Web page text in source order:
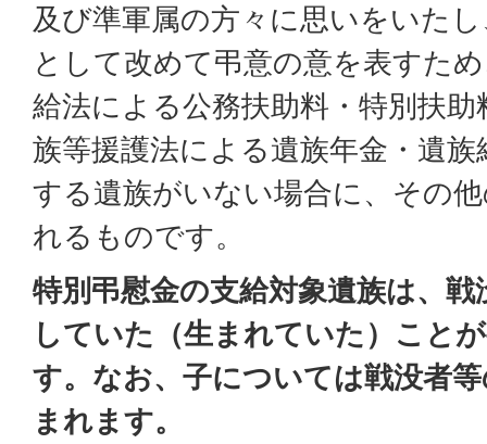
及び準軍属の方々に思いをいた
として改めて弔意の意を表すた
給法による公務扶助料・特別扶
族等援護法による遺族年金・遺
する遺族がいない場合に、その
れるものです。
特別弔慰金の支給対象遺族は、
していた（生まれていた）こと
す。なお、子については戦没者
まれます。